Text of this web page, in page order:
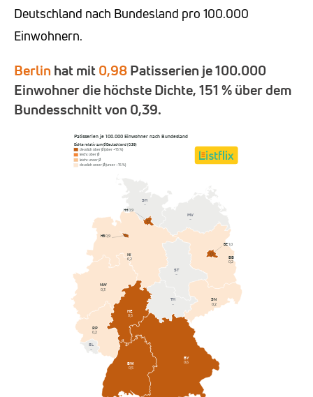
Deutschland nach Bundesland pro 100.000
Einwohnern.
Berlin hat mit0,98Patisserien je 100.000
Einwohner die höchste Dichte, 151 % über dem
Bundesschnitt von 0,39.
Patisserien je 100.000 Einwohner nach Bundesland
Dichte relativ zum Ø Deutschland (0,39)
deutlich über Ø (über +15 %)
leicht über Ø
leicht unter Ø
deutlich unter Ø (unter −15 %)
BW
0,5
BY
0,6
BB
0,2
HE
0,5
MV
–
NI
0,2
NW
0,3
RP
0,2
SL
–
ST
–
SN
0,2
SH
–
TH
–
BE1,0
HB0,9
HH0,9